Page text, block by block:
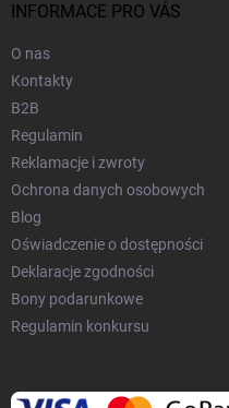
INFORMACE PRO VÁS
O nas
Kontakty
B2B
Regulamin
Reklamacje i zwroty
Ochrona danych osobowych
Blog
Oświadczenie o dostępności
Deklaracje zgodności
Bony podarunkowe
Regulamin konkursu